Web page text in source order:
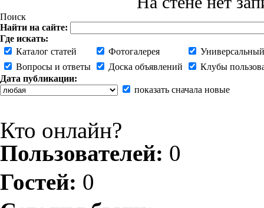
Поиск
Найти на сайте:
Где искать:
Каталог статей
Фотогалерея
Вопросы и ответы
Доска объявлений
Клубы
Дата публикации:
показать сначала новые
Кто онлайн?
Пользователей: 0
Гостей: 0